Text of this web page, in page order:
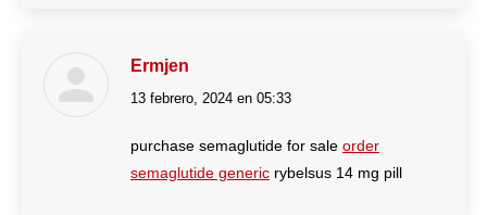
Ermjen
dice:
13 febrero, 2024 en 05:33
purchase semaglutide for sale order
semaglutide generic rybelsus 14 mg pill